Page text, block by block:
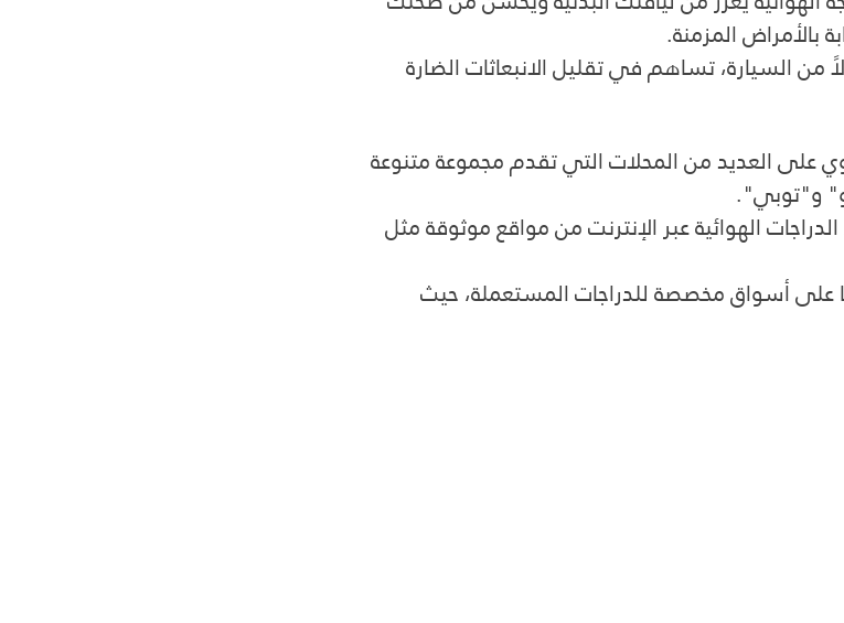
بالأمراض المزمنة.
من السيارة، تساهم في تقليل الانبعاثات الضارة
على العديد من المحلات التي تقدم مجموعة متنوعة
و"توبي".
الهوائية عبر الإنترنت من مواقع موثوقة مثل
على أسواق مخصصة للدراجات المستعملة، حيث